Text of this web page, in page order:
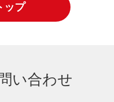
ップ
い合わせ